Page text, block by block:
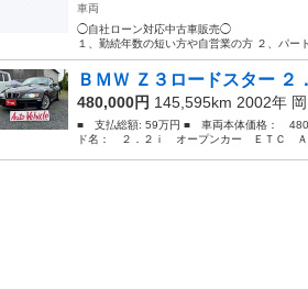
車両
◯自社ローン対応中古
１、勤続年数の短い方や自営業の
ＢＭＷ Ｚ３ロードスター
480,000円 145,595km 2002年
■ 支払総額: 59万円 ■ 車両本体価格：
ド名： ２．２ｉ オープンカー ＥＴＣ Ａ